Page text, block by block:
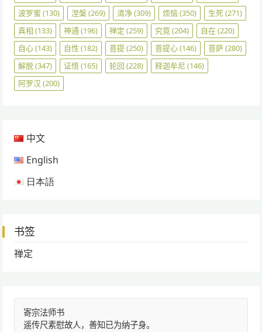
波罗蜜 (130) 涅槃(269) 清净(309) 烦恼(350) 生死(271)
真相 (133) 神通 (196) 禅定 (259) 究竟(204) 自在(220)
自心(143) 自性 (182) 菩提(250) 菩提心(146) 菩萨(280)
解脱(347) 证悟(165) 轮回 (228) 释迦牟尼 (146)
阿罗汉 (200)
中文
English
日本語
书签
禅定
寄宗法师书
遥传尺素慰故人，善知已为纳子身。